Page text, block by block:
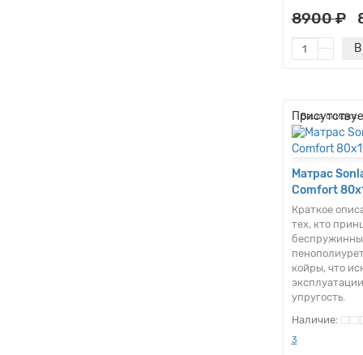
8900 ₽
Ваша скидка:
Матрас
Comfort
Краткое
тех, кто
койры, что
упругость.
3